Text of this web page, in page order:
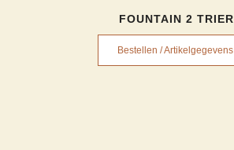
FOUNTAIN 2 TRIER
Bestellen / Artikelgegevens